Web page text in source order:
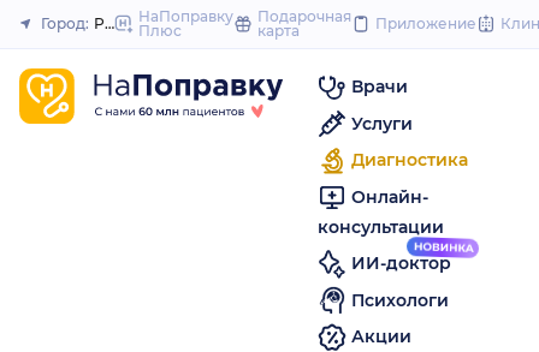
to
Закрыть
Город: Ростов-на-Дону
НаПоправку
Плюс
Подарочная
карта
Приложение
Врачи
Услуги
Диагностика
Онлайн-
консультации
ИИ-доктор
Психологи
Акции